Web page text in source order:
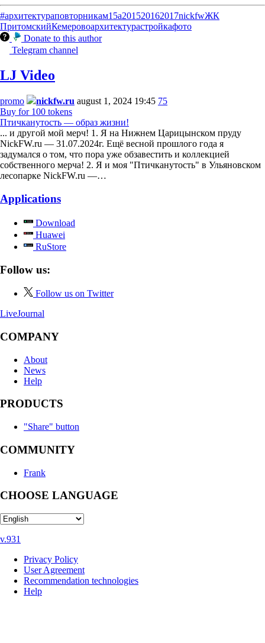
#архитектураповторникам15а201520162017nickfwЖК
ПритомскийКемеровоархитектурастройкафото
Donate to this author
Telegram channel
LJ Video
promo nickfw.ru august 1, 2024 19:45 75
Buy for 100 tokens
Птичканутость — образ жизни!
... и другой мой мерч! 1. Я на Нижнем Царицынском пруду
NickFW.ru — 31.07.2024г. Ещё весной прошлого года я
задумался о том, что пора уже обзавестить и коллекцией
собственного мерча! 2. Я и моя "Птичканутость" в Ульяновском
лесопарке NickFW.ru —…
Applications
Download
Huawei
RuStore
Follow us:
Follow us on Twitter
LiveJournal
COMPANY
About
News
Help
PRODUCTS
"Share" button
COMMUNITY
Frank
CHOOSE LANGUAGE
v.931
Privacy Policy
User Agreement
Recommendation technologies
Help